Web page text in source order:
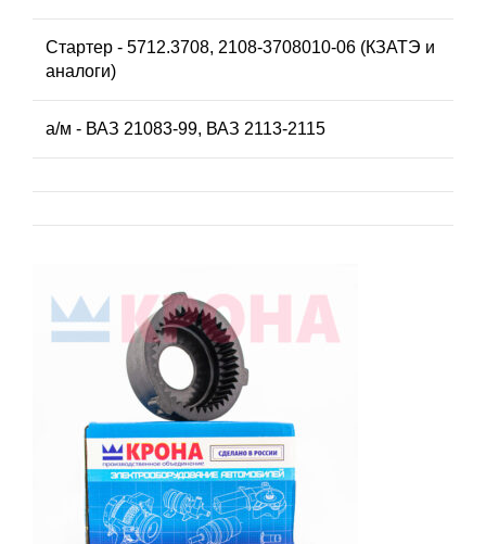
Стартер - 5712.3708, 2108-3708010-06 (КЗАТЭ и
аналоги)
а/м - ВАЗ 21083-99, ВАЗ 2113-2115